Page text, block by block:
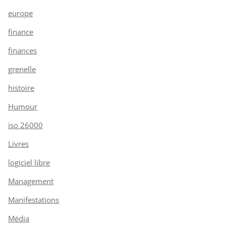
europe
finance
finances
grenelle
histoire
Humour
iso 26000
Livres
logiciel libre
Management
Manifestations
Média